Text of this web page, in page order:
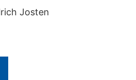
Josten